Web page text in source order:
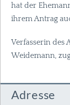
hat der
ihrem Antrag
Verfasserin des
Weidemann,
Adresse